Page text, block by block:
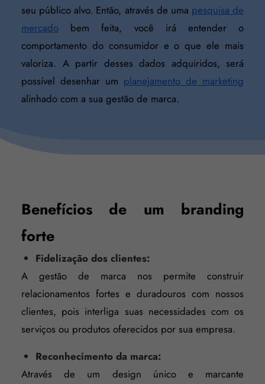
seu público alvo. Então, através de uma pesquisa de
mercado bem feita, você irá entender o
comportamento do consumidor e o que ele mais
valoriza. A partir desses dados adquiridos, será
possível desenhar um planejamento de marketing
alinhado com a sua gestão de marca.
Benefícios de um branding
forte
Fidelização dos clientes:
A gestão de marca nos permite construir
relacionamentos fortes e duradouros com nossos
clientes, pois interliga suas necessidades com os
serviços ou produtos oferecidos por sua empresa.
Reconhecimento da marca:
Através de um design único e marcante